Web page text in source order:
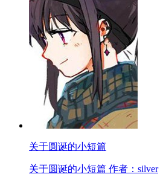
关于圆诞的小短篇
关于圆诞的小短篇 作者：silver